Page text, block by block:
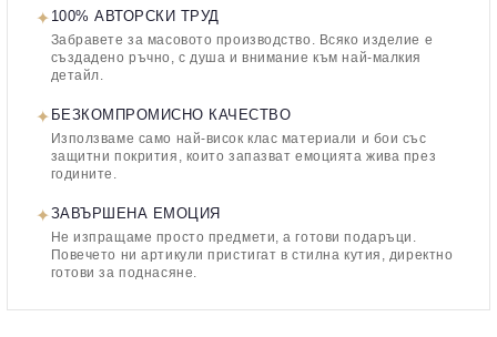
✦ 100% АВТОРСКИ ТРУД
Забравете за масовото производство. Всяко изделие е
създадено ръчно, с душа и внимание към най-малкия
детайл.
✦ БЕЗКОМПРОМИСНО КАЧЕСТВО
Използваме само най-висок клас материали и бои със
защитни покрития, които запазват емоцията жива през
годините.
✦ЗАВЪРШЕНА ЕМОЦИЯ
Не изпращаме просто предмети, а готови подаръци.
Повечето ни артикули пристигат в стилна кутия, директно
готови за поднасяне.